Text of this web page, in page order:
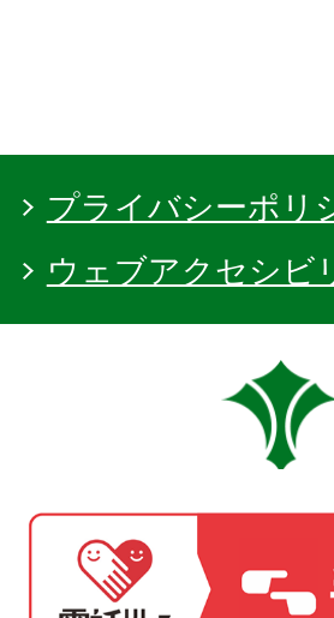
プライバシーポリ
ウェブアクセシビ